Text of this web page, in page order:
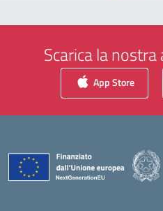
Scarica la
App Store